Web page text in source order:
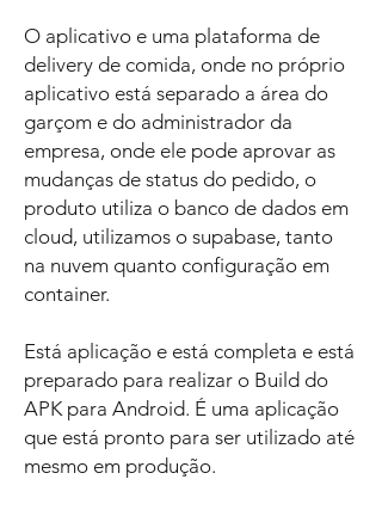
O aplicativo e uma plataforma de
delivery de comida, onde no próprio
aplicativo está separado a área do
garçom e do administrador da
empresa, onde ele pode aprovar as
mudanças de status do pedido, o
produto utiliza o banco de dados em
cloud, utilizamos o supabase, tanto
na nuvem quanto configuração em
container.
Está aplicação e está completa e está
preparado para realizar o Build do
APK para Android. É uma aplicação
que está pronto para ser utilizado até
mesmo em produção.